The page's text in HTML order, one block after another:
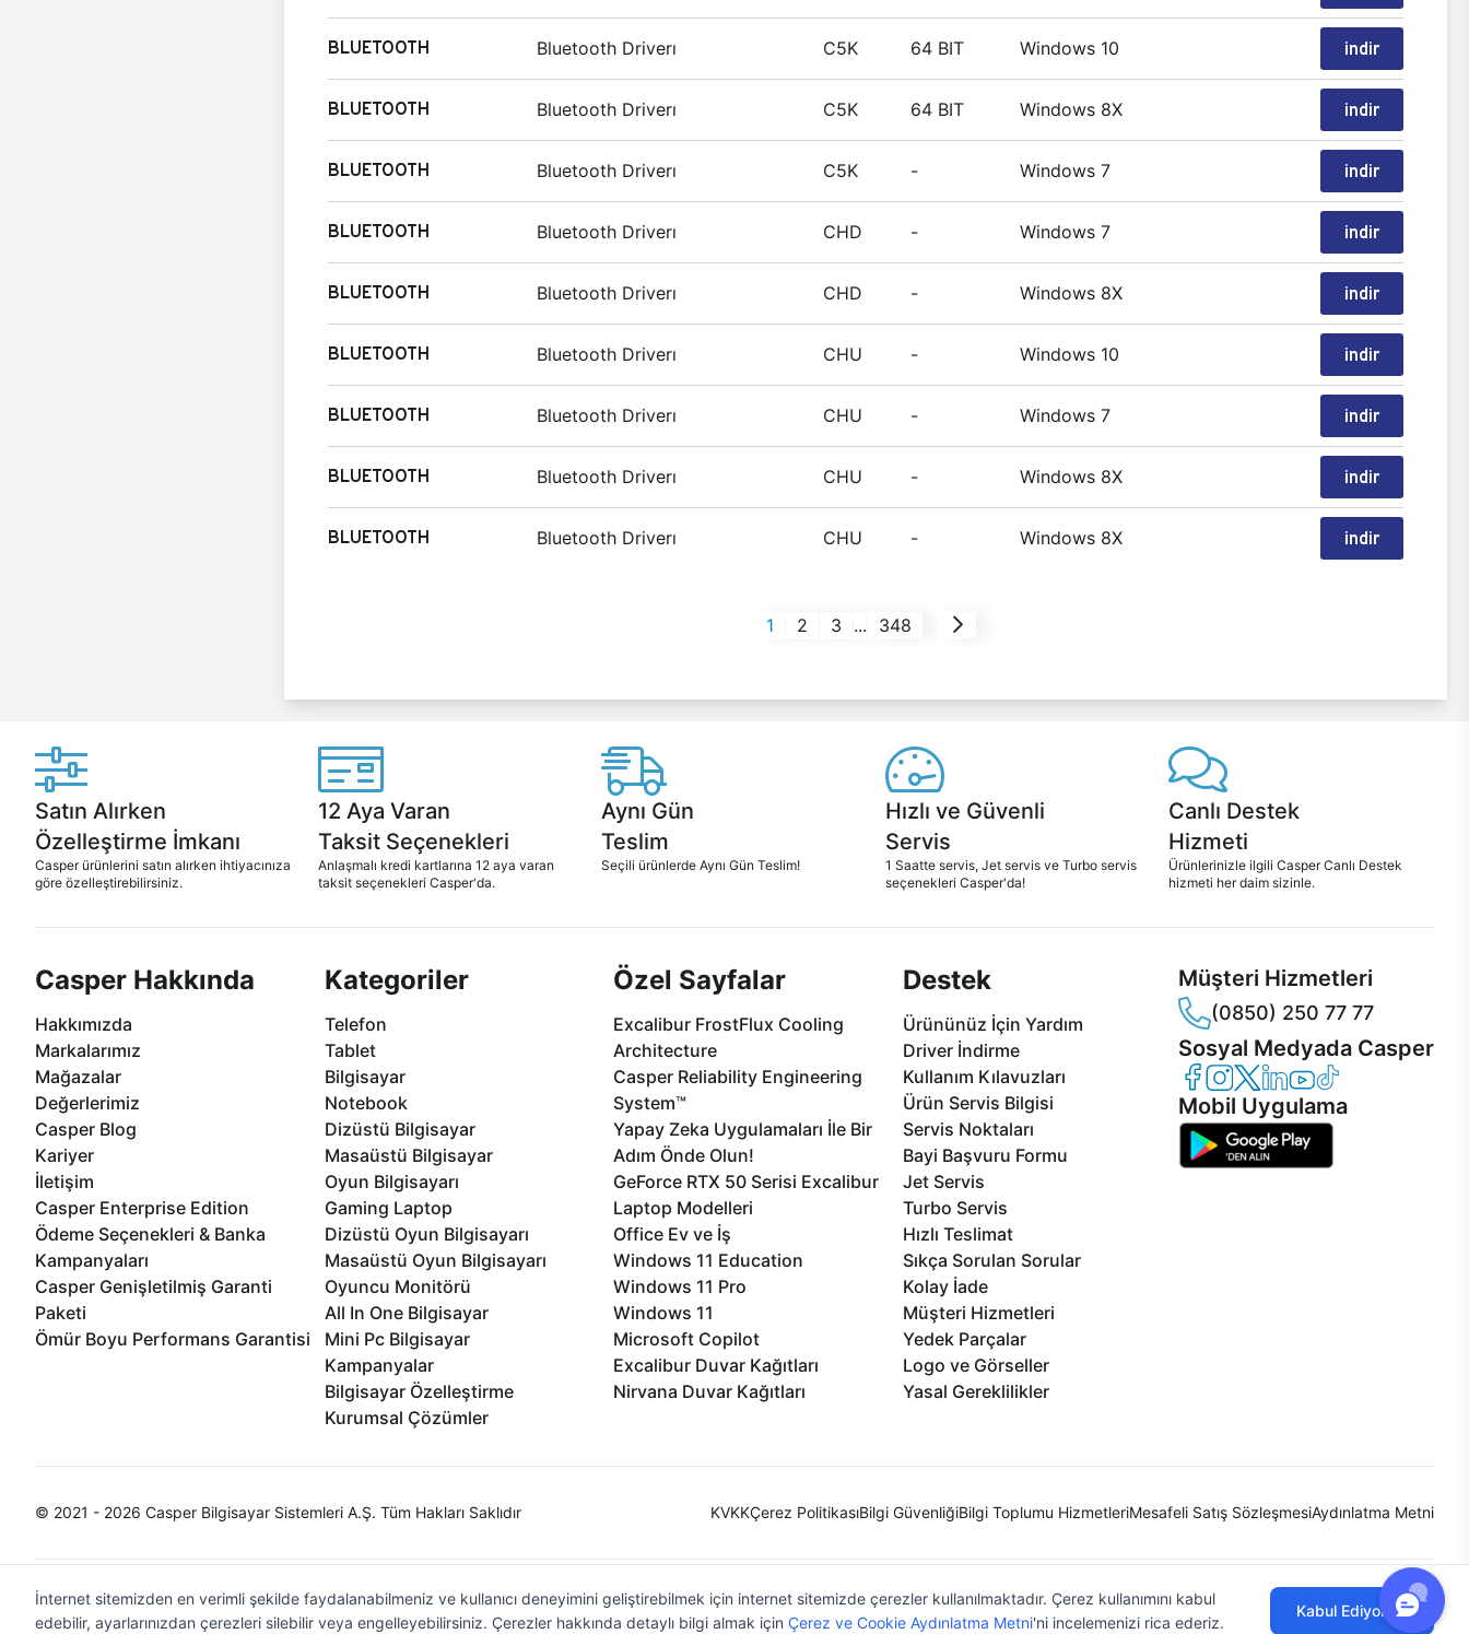
BLUETOOTH Bluetooth Driverı C5K 64 BIT Windows 10 indir
BLUETOOTH Bluetooth Driverı C5K 64 BIT Windows 8X indir
BLUETOOTH Bluetooth Driverı C5K - Windows 7 indir
BLUETOOTH Bluetooth Driverı CHD - Windows 7 indir
BLUETOOTH Bluetooth Driverı CHD - Windows 8X indir
BLUETOOTH Bluetooth Driverı CHU - Windows 10 indir
BLUETOOTH Bluetooth Driverı CHU - Windows 7 indir
BLUETOOTH Bluetooth Driverı CHU - Windows 8X indir
BLUETOOTH Bluetooth Driverı CHU - Windows 8X indir
1 2 3 ... 348
Satın Alırken
Özelleştirme İmkanı
Casper ürünlerini satın alırken ihtiyacınıza
göre özelleştirebilirsiniz.
12 Aya Varan
Taksit Seçenekleri
Anlaşmalı kredi kartlarına 12 aya varan
taksit seçenekleri Casper'da.
Aynı Gün
Teslim
Seçili ürünlerde Aynı Gün Teslim!
Hızlı ve Güvenli
Servis
1 Saatte servis, Jet servis ve Turbo servis
seçenekleri Casper'da!
Canlı Destek
Hizmeti
Ürünlerinizle ilgili Casper Canlı Destek
hizmeti her daim sizinle.
Casper Hakkında
Hakkımızda
Markalarımız
Mağazalar
Değerlerimiz
Casper Blog
Kariyer
İletişim
Casper Enterprise Edition
Ödeme Seçenekleri & Banka
Kampanyaları
Casper Genişletilmiş Garanti
Paketi
Ömür Boyu Performans Garantisi
Kategoriler
Telefon
Tablet
Bilgisayar
Notebook
Dizüstü Bilgisayar
Masaüstü Bilgisayar
Oyun Bilgisayarı
Gaming Laptop
Dizüstü Oyun Bilgisayarı
Masaüstü Oyun Bilgisayarı
Oyuncu Monitörü
All In One Bilgisayar
Mini Pc Bilgisayar
Kampanyalar
Bilgisayar Özelleştirme
Kurumsal Çözümler
Özel Sayfalar
Excalibur FrostFlux Cooling
Architecture
Casper Reliability Engineering
System™
Yapay Zeka Uygulamaları İle Bir
Adım Önde Olun!
GeForce RTX 50 Serisi Excalibur
Laptop Modelleri
Office Ev ve İş
Windows 11 Education
Windows 11 Pro
Windows 11
Microsoft Copilot
Excalibur Duvar Kağıtları
Nirvana Duvar Kağıtları
Destek
Ürününüz İçin Yardım
Driver İndirme
Kullanım Kılavuzları
Ürün Servis Bilgisi
Servis Noktaları
Bayi Başvuru Formu
Jet Servis
Turbo Servis
Hızlı Teslimat
Sıkça Sorulan Sorular
Kolay İade
Müşteri Hizmetleri
Yedek Parçalar
Logo ve Görseller
Yasal Gereklilikler
Müşteri Hizmetleri
(0850) 250 77 77
Sosyal Medyada Casper
Casper Facebook
Casper Instagram
Casper Twitter
Casper LinkedIn
Casper YouTube
Casper TikTok
Mobil Uygulama
© 2021 - 2026 Casper Bilgisayar Sistemleri A.Ş. Tüm Hakları Saklıdır KVKKÇerez PolitikasıBilgi GüvenliğiBilgi Toplumu HizmetleriMesafeli Satış SözleşmesiAydınlatma Metni
İnternet sitemizden en verimli şekilde faydalanabilmeniz ve kullanıcı deneyimini geliştirebilmek için internet sitemizde çerezler kullanılmaktadır. Çerez kullanımını kabul
edebilir, ayarlarınızdan çerezleri silebilir veya engelleyebilirsiniz. Çerezler hakkında detaylı bilgi almak için Çerez ve Cookie Aydınlatma Metni'ni incelemenizi rica ederiz.
Kabul Ediyorum